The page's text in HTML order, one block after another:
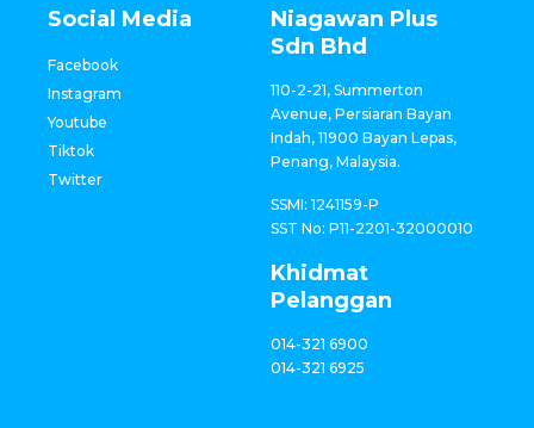
Social Media
Facebook
Instagram
Youtube
Tiktok
Twitter
Niagawan Plus
Sdn Bhd
110-2-21, Summerton
Avenue, Persiaran Bayan
Indah, 11900 Bayan Lepas,
Penang, Malaysia.
SSMI: 1241159-P
SST No: P11-2201-32000010
Khidmat
Pelanggan
014-321 6900
014-321 6925